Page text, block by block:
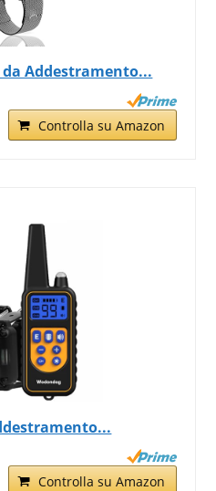
da Addestramento...
Controlla su Amazon
Controlla su Amazon